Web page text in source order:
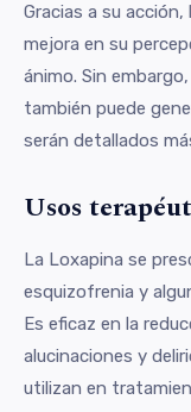
Gracias a su
mejora en su
ánimo. Sin
también puede
serán detallados
Usos
La Loxapina se
esquizofrenia y
Es eficaz en la
alucinaciones y
utilizan en